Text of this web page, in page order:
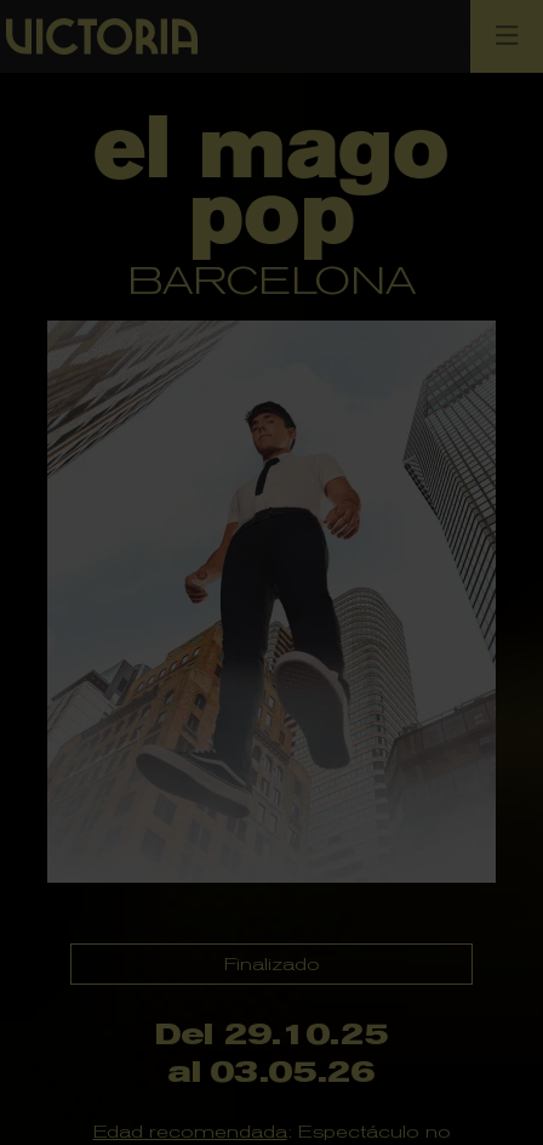
el mago
pop
BARCELONA
Finalizado
Del 29.10.25
al 03.05.26
Edad recomendada: Espectáculo no